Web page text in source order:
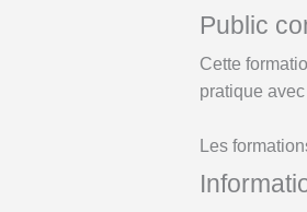
Public
Cette
pratique
Les